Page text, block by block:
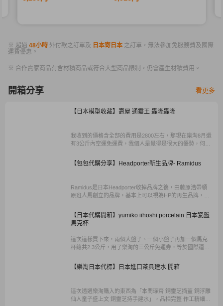
※ 超過 48小時 外付款之訂單及 日本寄日本 之訂單，無法參加免服務費及國際
運費優惠。
※ 合作賣家商品有含材積商品或符合大型商品限制，仍會產生材積費用。
開箱分享 看更多
【日本模型收藏】壽屋 通靈王 轟隆轟隆
我收到的價格含全部的費用是2800左右，那現在樂淘8月還
有3公斤內空運免運費，我個人是覺得是很大的優勢，何況
用。
【包包代購分享】Headporter新生品牌- Ramidus
Ramidus是日本Headporter收掉品牌之後，由藤原浩帶領
原班人馬創立的品牌，基本上可以視為HP的再生品牌，只
【日本代購開箱】yumiko iihoshi porcelain 日本瓷盤
馬克杯
這次這樣買下來，兩個大盤子、一個小盤子再加一個馬克
杯總共2.3公斤，用了樂淘的三公斤免運券，等於國際運費
的很划算。
【樂淘日本代標】日本進口茶具建水 開箱
這次透過樂淘購入的東西為「本間琢齋 銅靈芝摘蓋 銅浮雕
仙人童子盛上文 銅靈芝持手建水」，品相完整 作工精細、